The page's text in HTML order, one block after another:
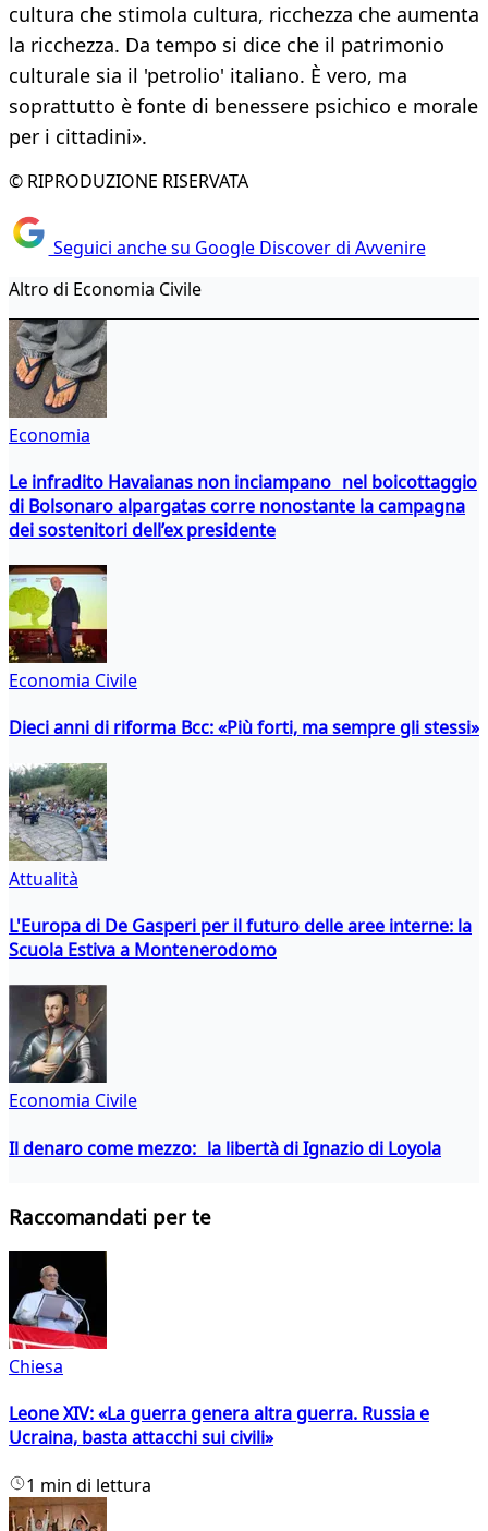
cultura che stimola cultura, ricchezza che aumenta
la ricchezza. Da tempo si dice che il patrimonio
culturale sia il 'petrolio' italiano. È vero, ma
soprattutto è fonte di benessere psichico e morale
per i cittadini».
© RIPRODUZIONE RISERVATA
Seguici anche su Google Discover di Avvenire
Altro di Economia Civile
Economia
Le infradito Havaianas non inciampano nel boicottaggio
di Bolsonaro alpargatas corre nonostante la campagna
dei sostenitori dell’ex presidente
Economia Civile
Dieci anni di riforma Bcc: «Più forti, ma sempre gli stessi»
Attualità
L'Europa di De Gasperi per il futuro delle aree interne: la
Scuola Estiva a Montenerodomo
Economia Civile
Il denaro come mezzo: la libertà di Ignazio di Loyola
Raccomandati per te
Chiesa
Leone XIV: «La guerra genera altra guerra. Russia e
Ucraina, basta attacchi sui civili»
1 min di lettura